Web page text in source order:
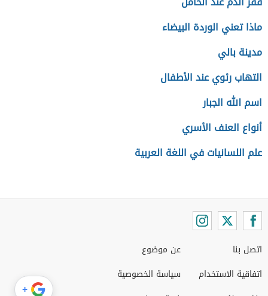
ماذا تعني الوردة البيضاء
مدينة بالي
التهاب رئوي عند الأطفال
اسم الله الجبار
أنواع العنف الأسري
علم اللسانيات في اللغة العربية
اتصل بنا
اتفاقية الاستخدام
عن موضوع
سياسة الخصوصية
+